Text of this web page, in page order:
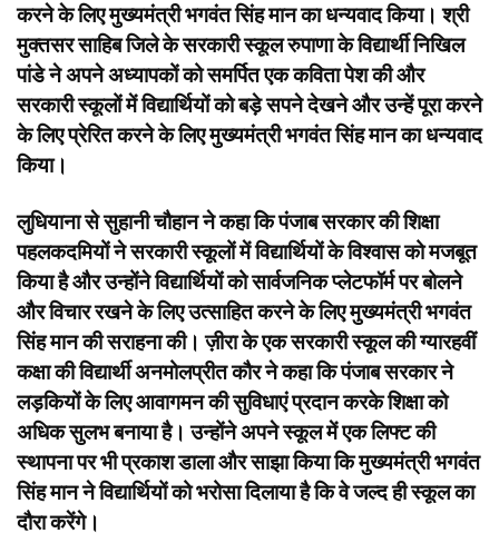
करने के लिए मुख्यमंत्री भगवंत सिंह मान का धन्यवाद किया। श्री
मुक्तसर साहिब जिले के सरकारी स्कूल रुपाणा के विद्यार्थी निखिल
पांडे ने अपने अध्यापकों को समर्पित एक कविता पेश की और
सरकारी स्कूलों में विद्यार्थियों को बड़े सपने देखने और उन्हें पूरा करने
के लिए प्रेरित करने के लिए मुख्यमंत्री भगवंत सिंह मान का धन्यवाद
किया।
लुधियाना से सुहानी चौहान ने कहा कि पंजाब सरकार की शिक्षा
पहलकदमियों ने सरकारी स्कूलों में विद्यार्थियों के विश्वास को मजबूत
किया है और उन्होंने विद्यार्थियों को सार्वजनिक प्लेटफॉर्म पर बोलने
और विचार रखने के लिए उत्साहित करने के लिए मुख्यमंत्री भगवंत
सिंह मान की सराहना की। ज़ीरा के एक सरकारी स्कूल की ग्यारहवीं
कक्षा की विद्यार्थी अनमोलप्रीत कौर ने कहा कि पंजाब सरकार ने
लड़कियों के लिए आवागमन की सुविधाएं प्रदान करके शिक्षा को
अधिक सुलभ बनाया है। उन्होंने अपने स्कूल में एक लिफ्ट की
स्थापना पर भी प्रकाश डाला और साझा किया कि मुख्यमंत्री भगवंत
सिंह मान ने विद्यार्थियों को भरोसा दिलाया है कि वे जल्द ही स्कूल का
दौरा करेंगे।